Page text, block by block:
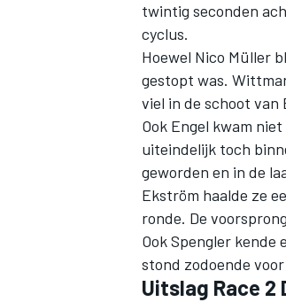
twintig seconden
cyclus.
Hoewel Nico Müller
gestopt was.
viel in de schoot van
Ook Engel kwam
uiteindelijk toch
geworden en in de
Ekström haalde ze
ronde. De
Ook Spengler kende
stond zodoende
Uitslag Race 2